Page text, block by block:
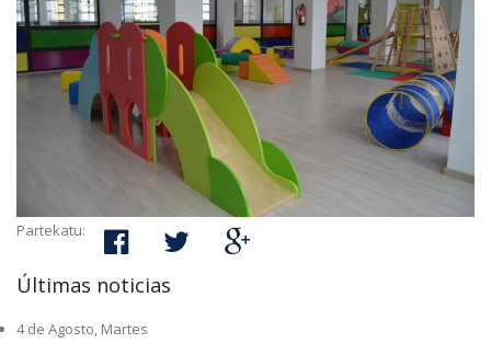
Partekatu:
Últimas noticias
4 de Agosto, Martes